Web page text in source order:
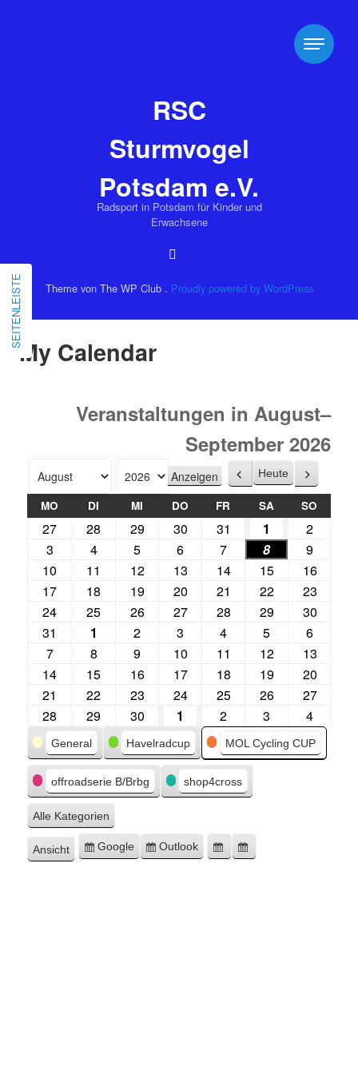
My Calendar
Veranstaltungen in August–
September 2026
Monat
Jahr Zurück
Heute Weiter
MO DI MI DO FR SA SO
27 28 29 30 31 1
2
3
4 5 6 7 8
9
10
11 12 13 14 15
16
17
18 19 20 21 22
23
24
25 26 27 28 29
30
31
1 2 3 4 5
6
7
8 9 10 11 12
13
14
15 16 17 18 19
20
21
22 23 24 25 26
27
28
29 30 1 2 3 4
Kategorien
General Havelradcup MOL Cycling CUP
offroadserie B/Brbg shop4cross
Alle Kategorien
Ansicht ausdrucken
Eintragen
Google
Eintragen
Outlook
Google-
SEITENLEISTE
RSC
Sturmvogel
Potsdam e.V.
Radsport in Potsdam für Kinder und
Erwachsene
Theme von The WP Club . Proudly powered by WordPress